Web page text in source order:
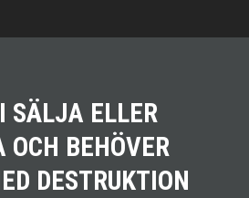
SÄLJA ELLER
OCH BEHÖVER
DESTRUKTION